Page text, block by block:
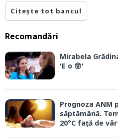
Citește tot bancul
Recomandări
Mirabela
'E o 😲'
Prognoza ANM
săptămână.
20°C față de